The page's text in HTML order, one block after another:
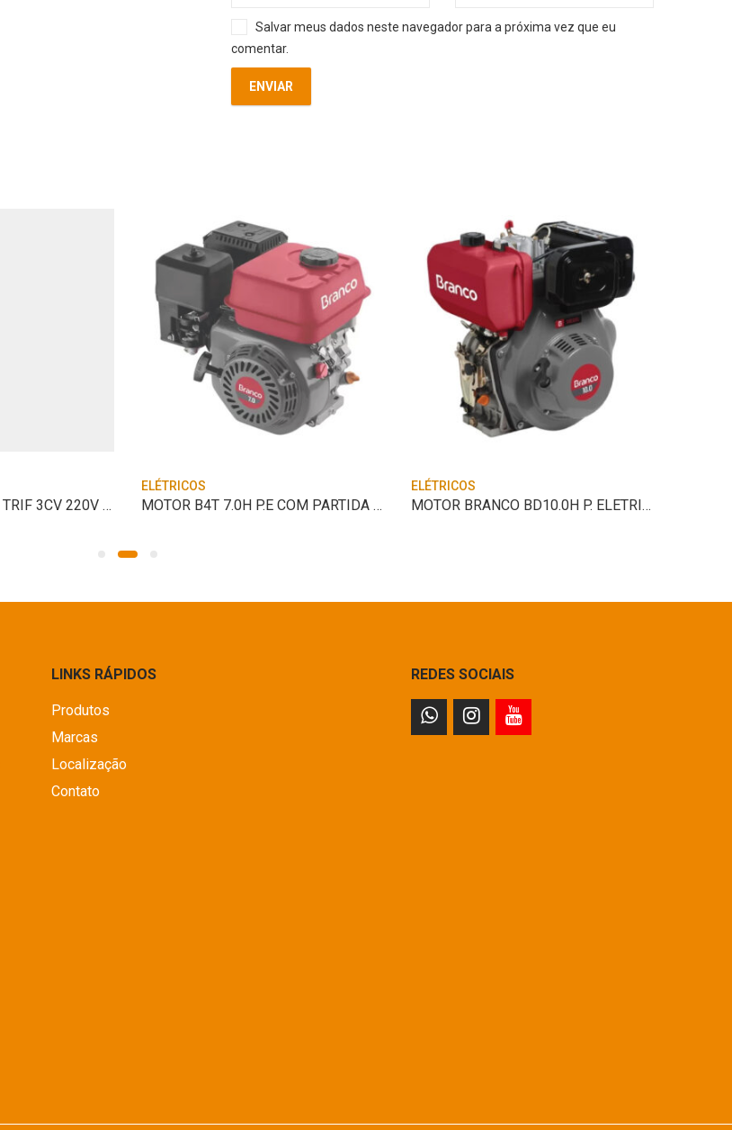
Salvar meus dados neste navegador para a próxima vez que eu
comentar.
MOTOR SUB EBARA TRIF 3CV 220V M4 P2
ELÉTRICOS
MOTOR B4T 7.0H P.E COM PARTIDA BRANCO
ELÉTRICOS
MOTOR BRANCO BD10.0H P. ELETRICA
LINKS RÁPIDOS
Produtos
Marcas
Localização
Contato
REDES SOCIAIS